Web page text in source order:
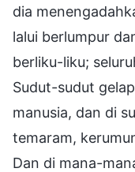
dia
lalui berlumpur
berliku-liku;
Sudut-sudut
manusia, dan di
temaram,
Dan di mana-